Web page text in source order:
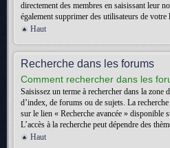
directement des membres en saisissant leur
également supprimer des utilisateurs de votre
Haut
Recherche dans les forums
Comment rechercher dans les
Saisissez un terme à rechercher dans la zone
d’index, de forums ou de sujets. La
sur le lien « Recherche avancée » disponible
L’accès à la recherche peut dépendre des
Haut